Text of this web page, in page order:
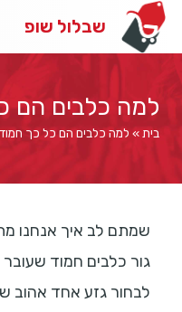
שבלול שופ
למה כלבים הם
בית» למה כלבים הם כל כך
שמתם לב איך אנחנו
גור כלבים חמוד
לבחור גזע אחד אהוב